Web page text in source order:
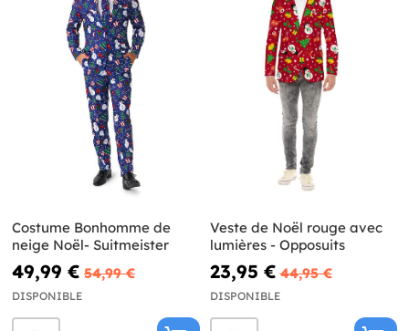
Costume Bonhomme de
neige Noël- Suitmeister
49,99 € 54,99 €
DISPONIBLE
Veste de Noël rouge avec
lumières - Opposuits
23,95 € 44,95 €
DISPONIBLE